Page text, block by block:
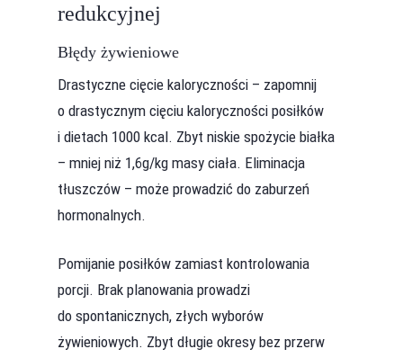
redukcyjnej
Błędy żywieniowe
Drastyczne cięcie kaloryczności – zapomnij
o drastycznym cięciu kaloryczności posiłków
i dietach 1000 kcal. Zbyt niskie spożycie białka
– mniej niż 1,6g/kg masy ciała. Eliminacja
tłuszczów – może prowadzić do zaburzeń
hormonalnych.
Pomijanie posiłków zamiast kontrolowania
porcji. Brak planowania prowadzi
do spontanicznych, złych wyborów
żywieniowych. Zbyt długie okresy bez przerw